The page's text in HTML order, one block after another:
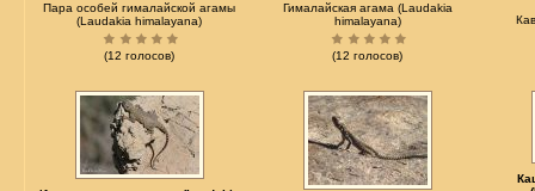
Пара особей гималайской агамы
(Laudakia himalayana)
(12 голосов)
Гималайская агама (Laudakia
himalayana)
(12 голосов)